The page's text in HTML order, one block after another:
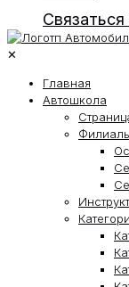
✕
Главная
Автошкола